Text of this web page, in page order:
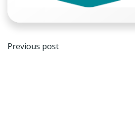
Navegación
Previous post